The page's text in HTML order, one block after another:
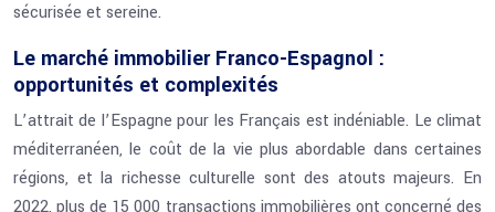
sécurisée et sereine.
Le marché immobilier Franco-Espagnol :
opportunités et complexités
L’attrait de l’Espagne pour les Français est indéniable. Le climat
méditerranéen, le coût de la vie plus abordable dans certaines
régions, et la richesse culturelle sont des atouts majeurs. En
2022, plus de 15 000 transactions immobilières ont concerné des